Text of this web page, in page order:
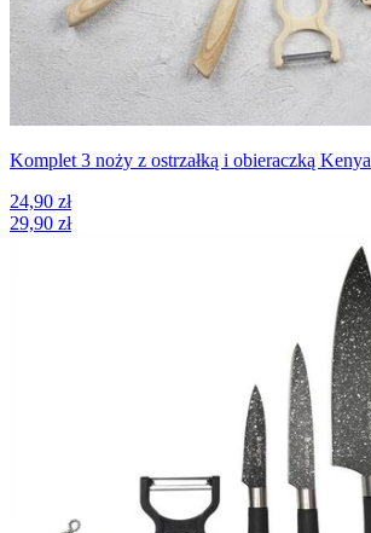
Komplet 3 noży z ostrzałką i obieraczką Kenya
24,90 zł
29,90 zł